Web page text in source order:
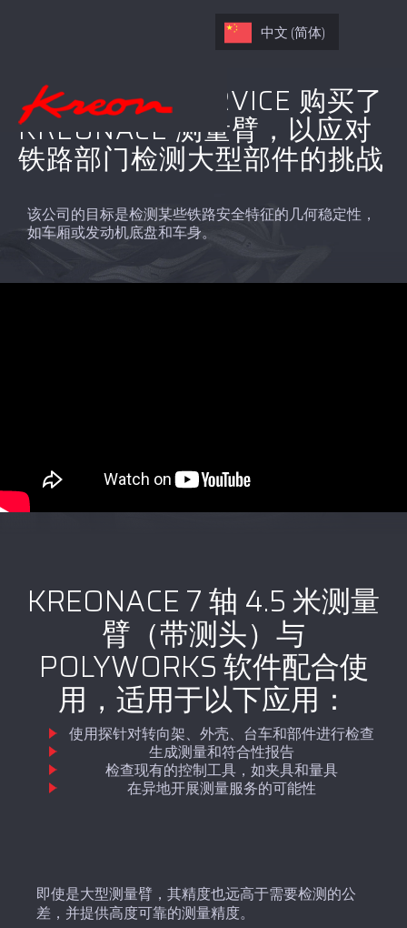
TRACTION&SERVICE 购买了
KREONACE 测量臂，以应对
铁路部门检测大型部件的挑战
该公司的目标是检测某些铁路安全特征的几何稳定性，
如车厢或发动机底盘和车身。
KREONACE 7 轴 4.5 米测量
臂（带测头）与
POLYWORKS 软件配合使
用，适用于以下应用：
使用探针对转向架、外壳、台车和部件进行检查
生成测量和符合性报告
检查现有的控制工具，如夹具和量具
在异地开展测量服务的可能性
即使是大型测量臂，其精度也远高于需要检测的公
差，并提供高度可靠的测量精度。
中文 (简体)